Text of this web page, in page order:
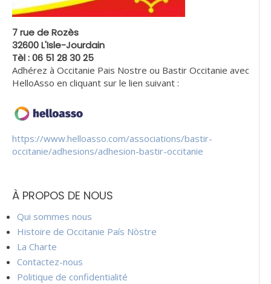
7 rue de Rozès
32600 L'Isle-Jourdain
Tèl : 06 51 28 30 25
Adhérez à Occitanie Pais Nostre ou Bastir Occitanie avec
HelloAsso en cliquant sur le lien suivant :
https://www.helloasso.com/associations/bastir-
occitanie/adhesions/adhesion-bastir-occitanie
À PROPOS DE NOUS
Qui sommes nous
Histoire de Occitanie País Nòstre
La Charte
Contactez-nous
Politique de confidentialité